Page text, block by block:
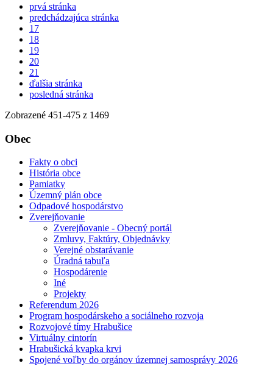
prvá stránka
predchádzajúca stránka
17
18
19
20
21
ďalšia stránka
posledná stránka
Zobrazené 451-475 z 1469
Obec
Fakty o obci
História obce
Pamiatky
Územný plán obce
Odpadové hospodárstvo
Zverejňovanie
Zverejňovanie - Obecný portál
Zmluvy, Faktúry, Objednávky
Verejné obstarávanie
Úradná tabuľa
Hospodárenie
Iné
Projekty
Referendum 2026
Program hospodárskeho a sociálneho rozvoja
Rozvojové tímy Hrabušice
Virtuálny cintorín
Hrabušická kvapka krvi
Spojené voľby do orgánov územnej samosprávy 2026